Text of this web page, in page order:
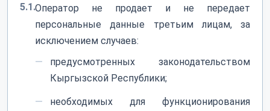
5.1.Оператор не продает и не передает
персональные данные третьим лицам, за
исключением случаев:
предусмотренных законодательством
Кыргызской Республики;
необходимых для функционирования